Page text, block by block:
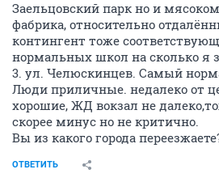
Заельцовский парк но и
фабрика, относительно
контингент тоже
нормальных школ на сколько я
3. ул. Челюскинцев. Самый
Люди приличные. недалеко от
хорошие, ЖД вокзал не
скорее минус но не критично.
Вы из какого города
ОТВЕТИТЬ